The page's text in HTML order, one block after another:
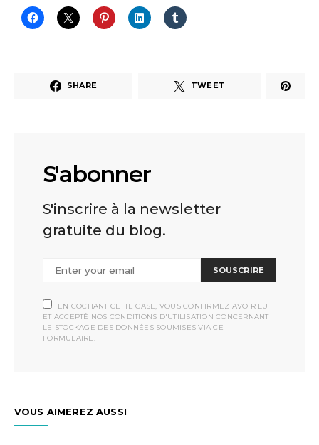
SHARE TWEET
S'abonner
S'inscrire à la newsletter
gratuite du blog.
SOUSCRIRE
EN COCHANT CETTE CASE, VOUS CONFIRMEZ AVOIR LU
ET ACCEPTÉ NOS CONDITIONS D'UTILISATION CONCERNANT
LE STOCKAGE DES DONNÉES SOUMISES VIA CE
FORMULAIRE.
VOUS AIMEREZ AUSSI